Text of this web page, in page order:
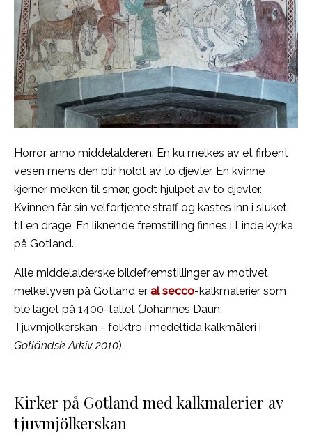
Horror anno middelalderen: En ku melkes av et firbent
vesen mens den blir holdt av to djevler. En kvinne
kjerner melken til smør, godt hjulpet av to djevler.
Kvinnen får sin velfortjente straff og kastes inn i sluket
til en drage. En liknende fremstilling finnes i Linde kyrka
på Gotland.
Alle middelalderske bildefremstillinger av motivet
melketyven på Gotland er al secco-kalkmalerier som
ble laget på 1400-tallet (Johannes Daun:
Tjuvmjölkerskan - folktro i medeltida kalkmåleri i
Gotländsk Arkiv 2010).
Kirker på Gotland med kalkmalerier av
tjuvmjölkerskan